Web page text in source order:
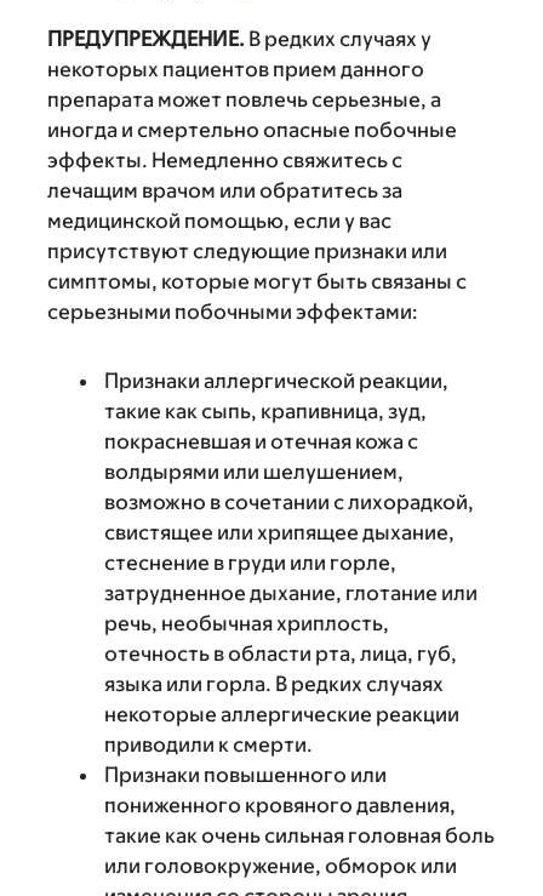
ПРЕДУПРЕЖДЕНИЕ. В редких случаях у
некоторых пациентов прием данного
препарата может повлечь серьезные, а
иногда и смертельно опасные побочные
эффекты. Немедленно свяжитесь с
лечащим врачом или обратитесь за
медицинской помощью, если у вас
присутствуют следующие признаки или
симптомы, которые могут быть связаны с
серьезными побочными эффектами:
Признаки аллергической реакции,
такие как сыпь, крапивница, зуд,
покрасневшая и отечная кожа с
волдырями или шелушением,
возможно в сочетании с лихорадкой,
свистящее или хрипящее дыхание,
стеснение в груди или горле,
затрудненное дыхание, глотание или
речь, необычная хриплость,
отечность в области рта, лица, губ,
языка или горла. В редких случаях
некоторые аллергические реакции
приводили к смерти.
Признаки повышенного или
пониженного кровяного давления,
такие как очень сильная головная боль
или головокружение, обморок или